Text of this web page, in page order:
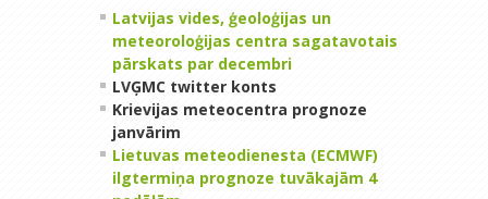
Latvijas vides, ģeoloģijas un
meteoroloģijas centra sagatavotais
pārskats par decembri
LVĢMC twitter konts
Krievijas meteocentra prognoze
janvārim
Lietuvas meteodienesta (ECMWF)
ilgtermiņa prognoze tuvākajām 4